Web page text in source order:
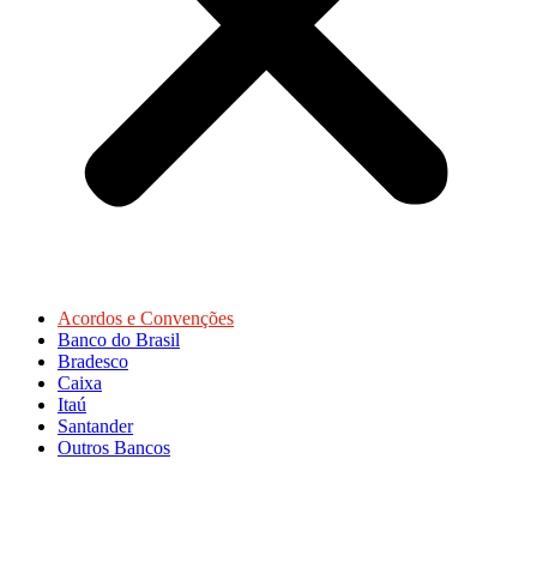
Acordos e Convenções
Banco do Brasil
Bradesco
Caixa
Itaú
Santander
Outros Bancos